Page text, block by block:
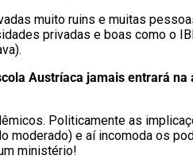
muito ruins e muitas
privadas e boas como o
Austríaca jamais entrará
Politicamente as
moderado) e aí incomoda os
ministério!